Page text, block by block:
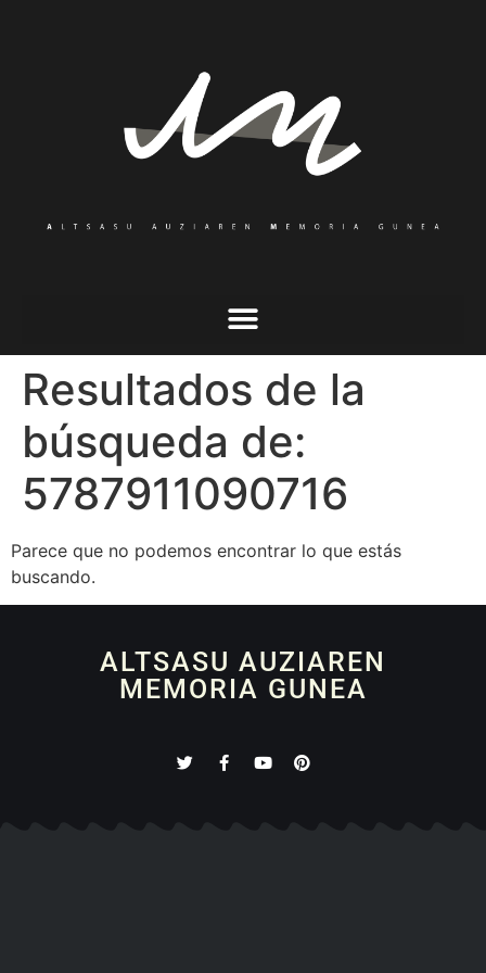
Resultados de la
búsqueda de:
5787911090716
Parece que no podemos encontrar lo que estás
buscando.
ALTSASU AUZIAREN
MEMORIA GUNEA